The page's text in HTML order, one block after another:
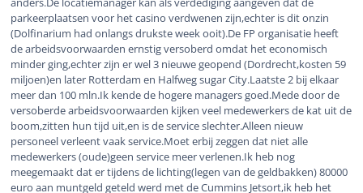
parkeerplaatsen voor het casino verdwenen zijn,echter is dit onzin
(Dolfinarium had onlangs drukste week ooit).De FP organisatie heeft
de arbeidsvoorwaarden ernstig versoberd omdat het economisch
minder ging,echter zijn er wel 3 nieuwe geopend (Dordrecht,kosten 59
miljoen)en later Rotterdam en Halfweg sugar City.Laatste 2 bij elkaar
meer dan 100 mln.Ik kende de hogere managers goed.Mede door de
versoberde arbeidsvoorwaarden kijken veel medewerkers de kat uit de
boom,zitten hun tijd uit,en is de service slechter.Alleen nieuw
personeel verleent vaak service.Moet erbij zeggen dat niet alle
medewerkers (oude)geen service meer verlenen.Ik heb nog
meegemaakt dat er tijdens de lichting(legen van de geldbakken) 80000
euro aan muntgeld geteld werd met de Cummins Jetsort,ik heb het